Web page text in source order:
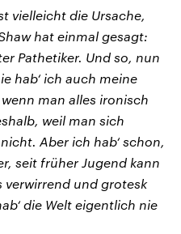
vielleicht die Ursache,
hat einmal gesagt:
Pathetiker. Und so, nun
hab‘ ich auch meine
man alles ironisch
weil man sich
Aber ich hab‘ schon,
seit früher Jugend kann
verwirrend und grotesk
die Welt eigentlich nie